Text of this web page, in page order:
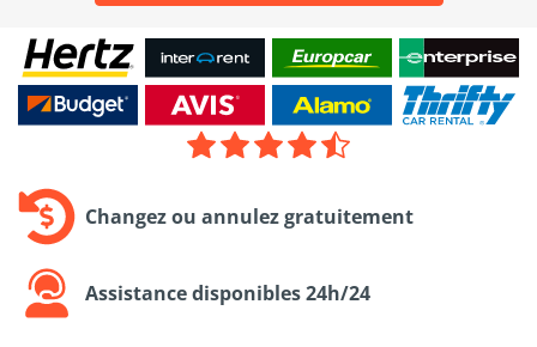
Changez ou annulez gratuitement
Assistance disponibles 24h/24